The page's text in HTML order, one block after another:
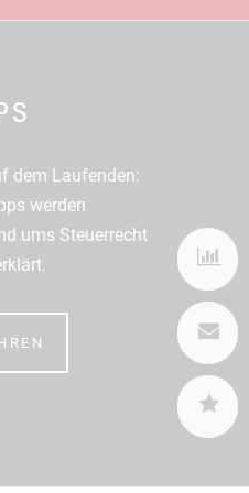
dem Laufenden:
werden
ums Steuerrecht